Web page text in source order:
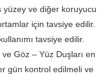
yüzey ve diğer koruyucu
için tavsiye edilir.
tavsiye edilir.
Göz – Yüz Duşları en
gün kontrol edilmeli ve